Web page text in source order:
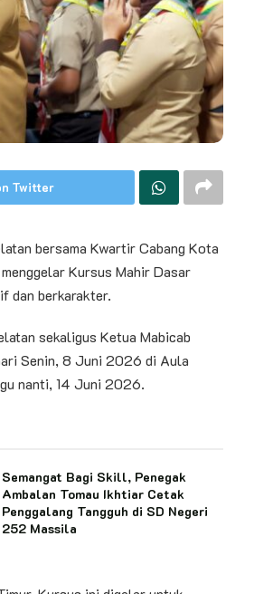
Twitter
bersama Kwartir Cabang Kota
Kursus Mahir Dasar
dan berkarakter.
sekaligus Ketua Mabicab
Senin, 8 Juni 2026 di Aula
nanti, 14 Juni 2026.
Semangat Bagi Skill, Penegak
Ambalan Tomau Ikhtiar Cetak
Penggalang Tangguh di SD Negeri
252 Massila